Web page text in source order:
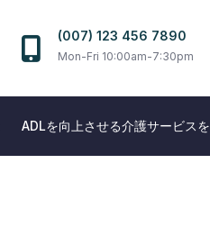
(007) 123 456 7890
Mon-Fri 10:00am-7:30pm
ADLを向上させる介護サービスを